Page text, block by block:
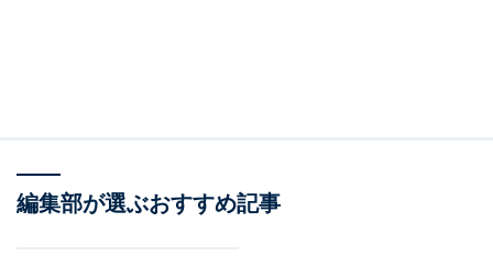
編集部が選ぶおすすめ記事